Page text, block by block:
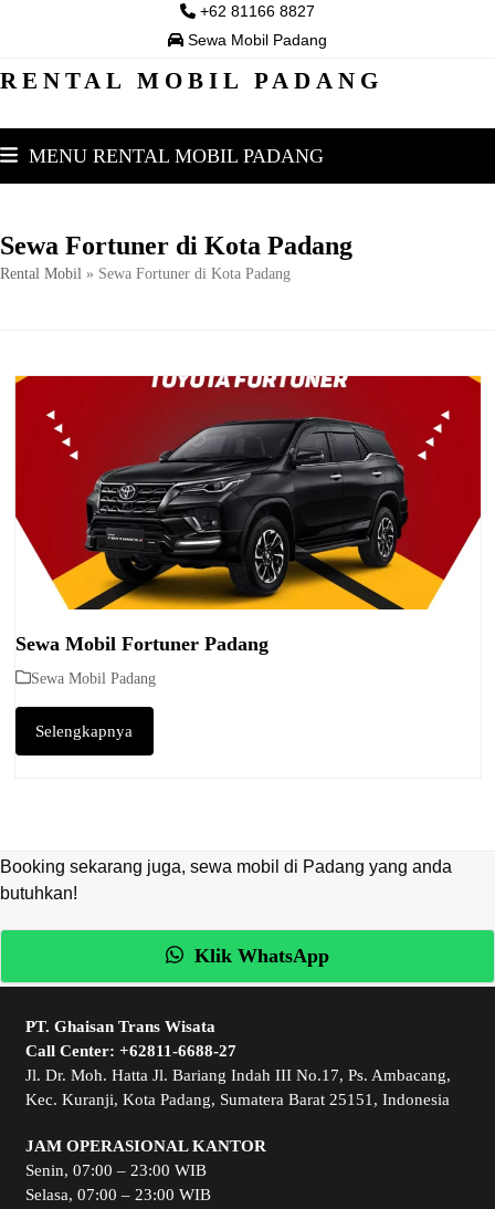
+62 81166 8827
Sewa Mobil Padang
RENTAL MOBIL PADANG
MENU RENTAL MOBIL PADANG
Sewa Fortuner di Kota Padang
Rental Mobil » Sewa Fortuner di Kota Padang
Sewa Mobil Fortuner Padang
Sewa Mobil Padang
Selengkapnya
Booking sekarang juga, sewa mobil di Padang yang anda
butuhkan!
Klik WhatsApp
PT. Ghaisan Trans Wisata
Call Center: +62811-6688-27
Jl. Dr. Moh. Hatta Jl. Bariang Indah III No.17, Ps. Ambacang,
Kec. Kuranji, Kota Padang, Sumatera Barat 25151, Indonesia
JAM OPERASIONAL KANTOR
Senin, 07:00 – 23:00 WIB
Selasa, 07:00 – 23:00 WIB